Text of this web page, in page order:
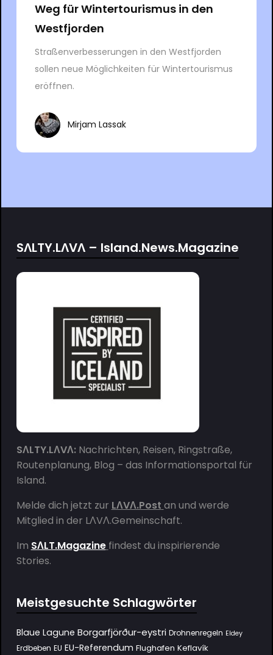
Weg für Wintertourismus in den
Westfjorden
Straßenverbesserungen in den Westfjorden
sollen neue Möglichkeiten für Wintertourismus
eröffnen.
Mirjam Lassak
SΛLTY.LΛVΛ – Island.News.Magazine
SΛLTY.LΛVΛ:Nachrichten, Reisen, Ringstraße,
Routenplanung, Blog – das Informationsportal für
Island.
Melde dich jetzt zur LΛVΛ.Post an und werde
Mitglied in der LΛVΛ.Gemeinschaft.
Im SΛLT.Magazine findest du inspirierende
Stories.
Meistgesuchte Schlagwörter
Blaue Lagune Borgarfjörður-eystri Drohnenregeln Eldey
Erdbeben EU EU-Referendum Flughafen Keflavík